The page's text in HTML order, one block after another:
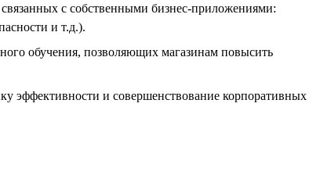
с собственными бизнес-приложениями:
и т.д.).
обучения, позволяющих магазинам повысить
эффективности и совершенствование корпоративных